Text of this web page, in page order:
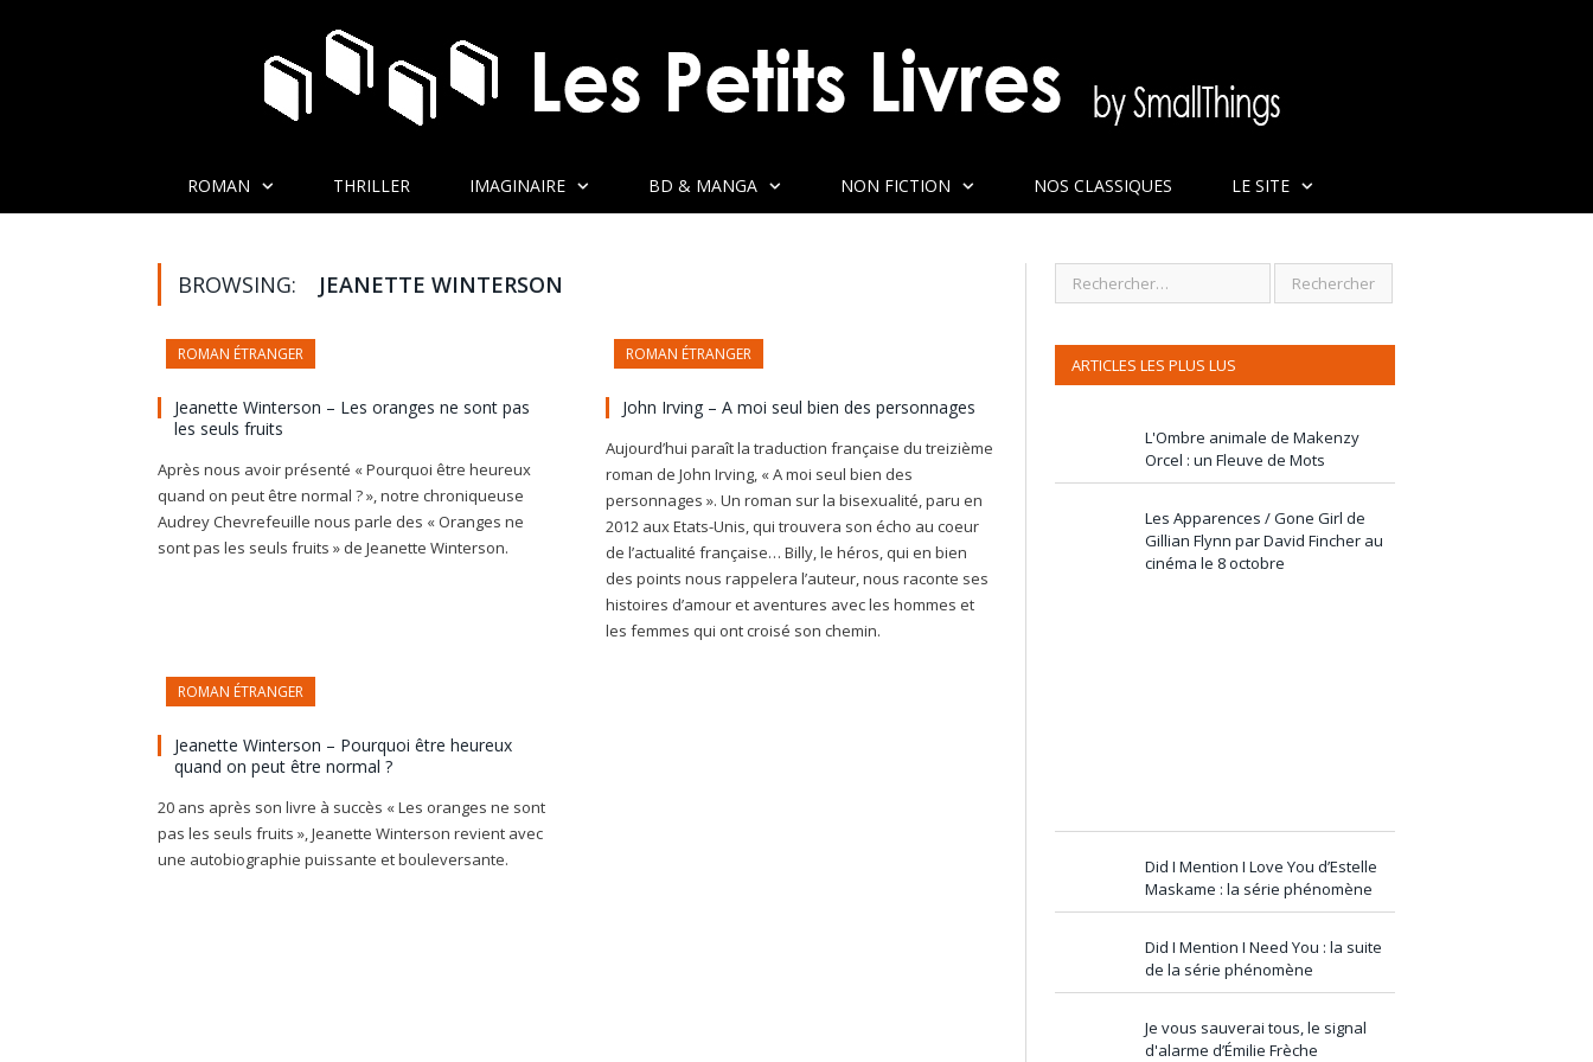
ROMAN THRILLER IMAGINAIRE BD & MANGA NON FICTION NOS CLASSIQUES LE SITE
BROWSING: JEANETTE WINTERSON
ROMAN ÉTRANGER
Jeanette Winterson – Les oranges ne sont pas
les seuls fruits
Après nous avoir présenté « Pourquoi être heureux
quand on peut être normal ? », notre chroniqueuse
Audrey Chevrefeuille nous parle des « Oranges ne
sont pas les seuls fruits » de Jeanette Winterson.
ROMAN ÉTRANGER
John Irving – A moi seul bien des personnages
Aujourd’hui paraît la traduction française du treizième
roman de John Irving, « A moi seul bien des
personnages ». Un roman sur la bisexualité, paru en
2012 aux Etats-Unis, qui trouvera son écho au coeur
de l’actualité française… Billy, le héros, qui en bien
des points nous rappelera l’auteur, nous raconte ses
histoires d’amour et aventures avec les hommes et
les femmes qui ont croisé son chemin.
ROMAN ÉTRANGER
Jeanette Winterson – Pourquoi être heureux
quand on peut être normal ?
20 ans après son livre à succès « Les oranges ne sont
pas les seuls fruits », Jeanette Winterson revient avec
une autobiographie puissante et bouleversante.
ARTICLES LES PLUS LUS
L'Ombre animale de Makenzy
Orcel : un Fleuve de Mots
Les Apparences / Gone Girl de
Gillian Flynn par David Fincher au
cinéma le 8 octobre
Did I Mention I Love You d’Estelle
Maskame : la série phénomène
Did I Mention I Need You : la suite
de la série phénomène
Je vous sauverai tous, le signal
d'alarme d’Émilie Frèche